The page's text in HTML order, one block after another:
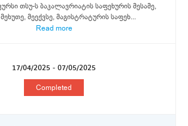
თსუ-ს ბაკალავრიატის საფეხურის მესამე,
მეექვსე, მაგისტრატურის საფეხ...
Read more
17/04/2025 - 07/05/2025
Completed